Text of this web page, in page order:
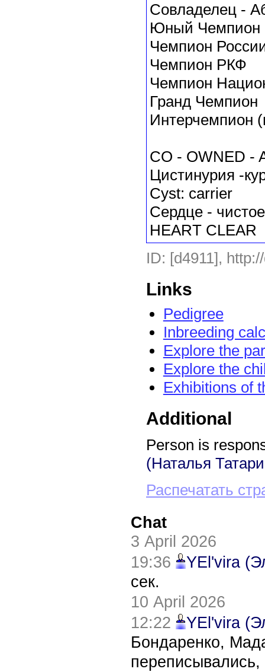
Совладелец -
Юный Чемпион
Чемпион
Чемпион РКФ
Чемпион
Гранд Чемпион
Интерчемпион
CO - OWNED -
Цистинурия -
Cyst: carrier
Сердце - чистое
HEART CLEAR
ID: [d4911],
Links
Pedigree
Inbreeding
Explore the
Explore the
Exhibitions of
Additional
Person is
(Наталья
Распечатать
Chat
3 April 2026
19:36
YEl'vira
сек.
10 April 2026
12:22
YEl'vira
Бондаренко,